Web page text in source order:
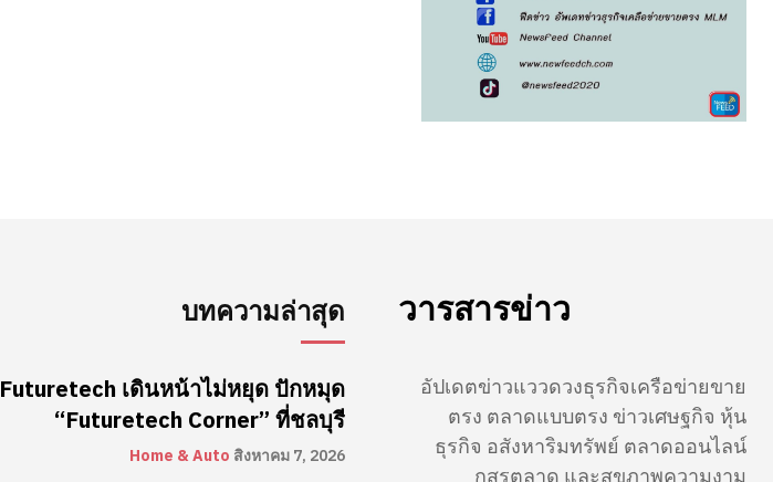
บทความล่าสุด
Futuretech เดินหน้าไม่หยุด ปักหมุด
“Futuretech Corner” ที่ชลบุรี
Home & Auto สิงหาคม 7, 2026
วารสารข่าว
อัปเดตข่าวแววดวงธุรกิจเครือข่ายขาย
ตรง ตลาดแบบตรง ข่าวเศษฐกิจ หุ้น
ธุรกิจ อสังหาริมทรัพย์ ตลาดออนไลน์
กสรตลาด และสุขภาพความงาม